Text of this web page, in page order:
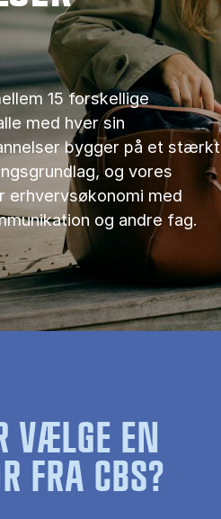
15 forskellige
med hver sin
bygger på et stærkt
og vores
erhvervsøkonomi med
og andre fag.
VÆLGE EN
FRA CBS?